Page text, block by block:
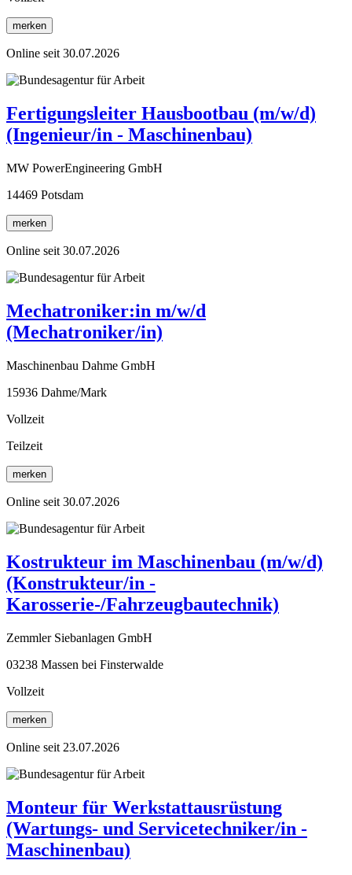
merken
Online seit 30.07.2026
Fertigungsleiter Hausbootbau (m/w/d)
(Ingenieur/in - Maschinenbau)
MW PowerEngineering GmbH
14469 Potsdam
merken
Online seit 30.07.2026
Mechatroniker:in m/w/d
(Mechatroniker/in)
Maschinenbau Dahme GmbH
15936 Dahme/Mark
Vollzeit
Teilzeit
merken
Online seit 30.07.2026
Kostrukteur im Maschinenbau (m/w/d)
(Konstrukteur/in -
Karosserie-/Fahrzeugbautechnik)
Zemmler Siebanlagen GmbH
03238 Massen bei Finsterwalde
Vollzeit
merken
Online seit 23.07.2026
Monteur für Werkstattausrüstung
(Wartungs- und Servicetechniker/in -
Maschinenbau)